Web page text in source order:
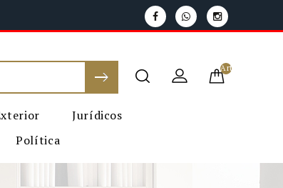
Artículo (s) -
Jurídicos
Política